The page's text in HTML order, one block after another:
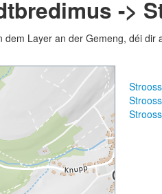
->
dem Layer an der Gemeng, déi